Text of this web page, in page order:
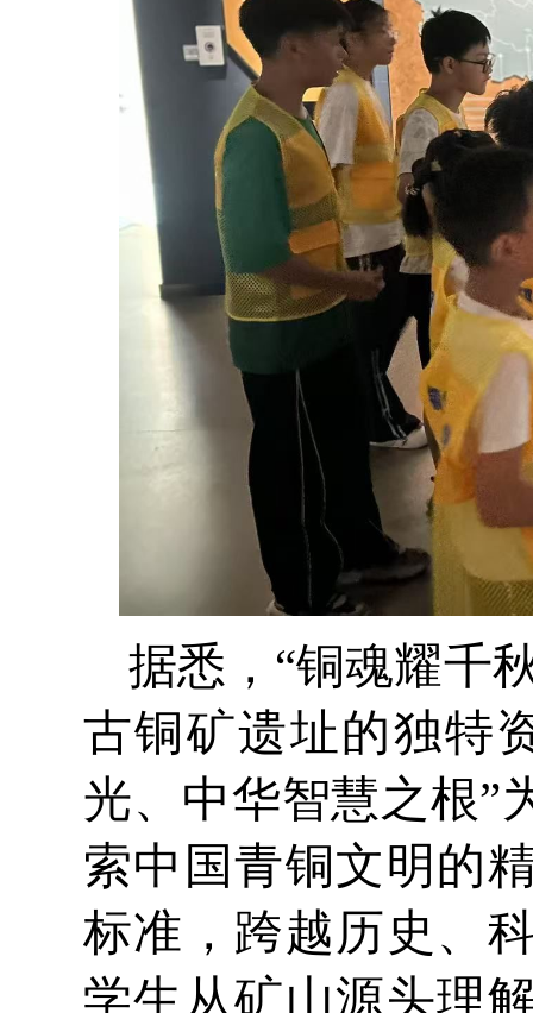
据悉，“铜魂耀千
古铜矿遗址的独特
光、中华智慧之根”
索中国青铜文明的
标准，跨越历史、
学生从矿山源头理